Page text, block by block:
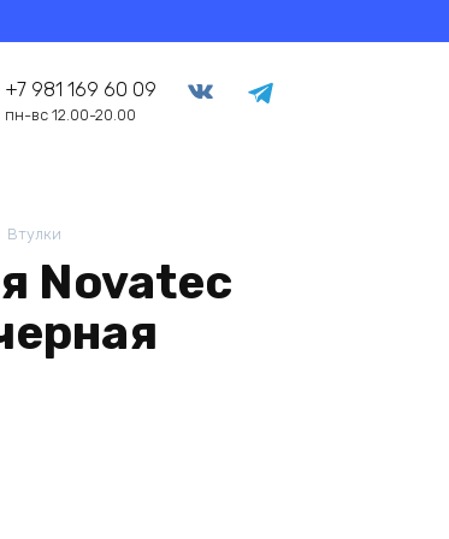
+7 981 169 60 09
пн-вс 12.00-20.00
Втулки
Novatec